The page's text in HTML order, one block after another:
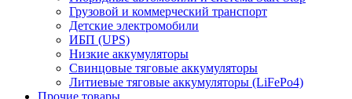
Грузовой и коммерческий транспорт
Детские электромобили
ИБП (UPS)
Низкие аккумуляторы
Свинцовые тяговые аккумуляторы
Литиевые тяговые аккумуляторы (LiFePo4)
Прочие товары